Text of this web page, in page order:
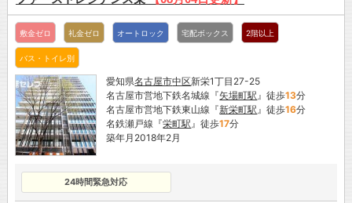
敷金ゼロ 礼金ゼロ オートロック 宅配ボックス 2階以上
バス・トイレ別
愛知県名古屋市中区新栄1丁目27-25
名古屋市営地下鉄名城線『矢場町駅 』徒歩13分
名古屋市営地下鉄東山線『新栄町駅 』徒歩16分
名鉄瀬戸線『栄町駅 』徒歩17分
築年月2018年2月
24時間緊急対応